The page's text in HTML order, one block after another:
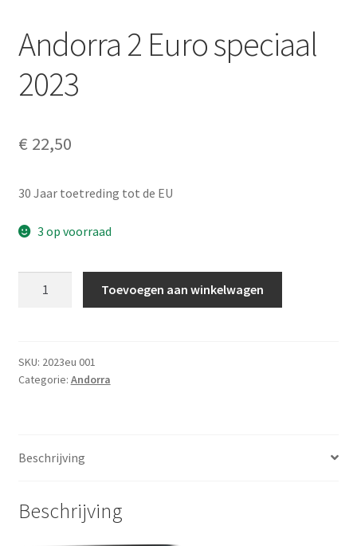
Andorra 2 Euro speciaal
2023
€ 22,50
30 Jaar toetreding tot de EU
3 op voorraad
2023
aantal
Toevoegen aan winkelwagen
SKU: 2023eu 001
Categorie: Andorra
Beschrijving
Beschrijving